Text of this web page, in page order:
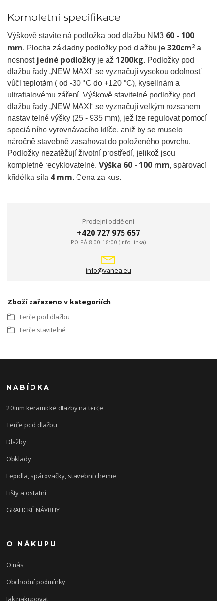
Kompletní specifikace
Výškově stavitelná podložka pod dlažbu NM3 60 - 100
mm. Plocha základny podložky pod dlažbu je 320cm2 a
nosnostjedné podložkyje až 1200kg. Podložky pod
dlažbu řady „NEW MAXI“ se vyznačují vysokou odolností
vůči teplotám ( od -30 °C do +120 °C), kyselinám a
ultrafialovému záření. Výškově stavitelné podložky pod
dlažbu řady „NEW MAXI“ se vyznačují velkým rozsahem
nastavitelné výšky (25 - 935 mm), jež lze regulovat pomocí
speciálního vyrovnávacího klíče, aniž by se muselo
náročně stavebně zasahovat do položeného povrchu.
Podložky nezatěžují životní prostředí, jelikož jsou
kompletně recyklovatelné. Výška 60 - 100 mm, spárovací
křidélka síla 4 mm. Cena za kus.
Prodejní oddělení
+420 727 975 657
PO-PÁ 8:00-18:00 (info linka)
info@vanea.eu
Zboží zařazeno v kategoriích
Terče pod dlažbu
Terče stavitelné
NABÍDKA
20mm keramické dlažby na terče
Terče pod dlažbu
Dlažby
Obklady
Lepidla, spárovačky, stavební chemie
Lišty a ostatní
GRAFICKÉ NÁVRHY
O NÁKUPU
O nás
Obchodní podmínky
Jak nakupovat